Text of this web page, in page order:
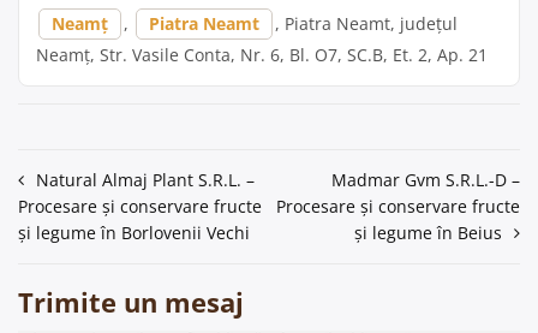
Neamț , Piatra Neamt
, Piatra Neamt, județul
Neamț, Str. Vasile Conta, Nr. 6, Bl. O7, SC.B, Et. 2, Ap. 21
Navigare
în
Natural Almaj Plant S.R.L. –
Procesare și conservare fructe
și legume în Borlovenii Vechi
Madmar Gvm S.R.L.-D –
Procesare și conservare fructe
și legume în Beius
Trimite un mesaj